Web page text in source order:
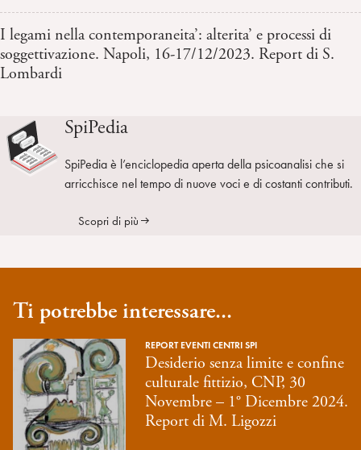
I legami nella contemporaneita’: alterita’ e processi di
soggettivazione. Napoli, 16-17/12/2023. Report di S.
Lombardi
SpiPedia
SpiPedia è l’enciclopedia aperta della psicoanalisi che si
arricchisce nel tempo di nuove voci e di costanti contributi.
Scopri di più
Ti potrebbe interessare...
REPORT EVENTI CENTRI SPI
Desiderio senza limite e confine
culturale fittizio, CNP, 30
Novembre – 1° Dicembre 2024.
Report di M. Ligozzi